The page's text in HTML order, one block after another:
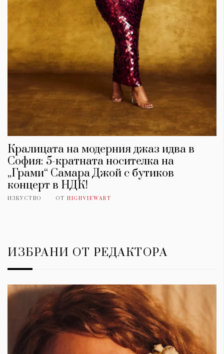
Кралицата на модерния джаз идва в
София: 5-кратната носителка на
„Грами“ Самара Джой с бутиков
концерт в НДК!
ИЗКУСТВО ОТ HIGHVIEWART
ИЗБРАНИ ОТ РЕДАКТОРА